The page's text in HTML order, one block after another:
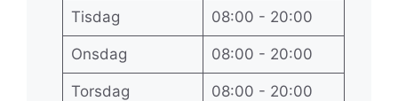
Tisdag 08:00 - 20:00
Onsdag 08:00 - 20:00
Torsdag 08:00 - 20:00